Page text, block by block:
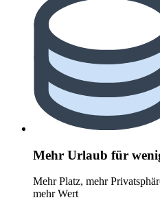
Mehr Urlaub für
Mehr Platz, mehr
mehr Wert